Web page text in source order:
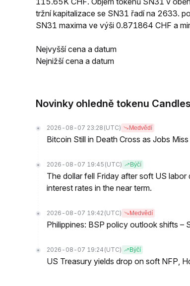
tržní kapitalizace se SN31 řadí na 2633.
SN31 maxima ve výši 0.871864 CHF a
Nejvyšší cena a datum
Nejnižší cena a datum
Novinky ohledně tokenu Candles
2026-08-07 23:28 (UTC) Medvědí
Bitcoin Still in Death Cross as Jobs
2026-08-07 19:45 (UTC) Býčí
The dollar fell Friday after soft US
interest rates in the near term.
2026-08-07 19:42 (UTC) Medvědí
Philippines: BSP policy outlook shifts –
2026-08-07 19:24 (UTC) Býčí
US Treasury yields drop on soft NFP,